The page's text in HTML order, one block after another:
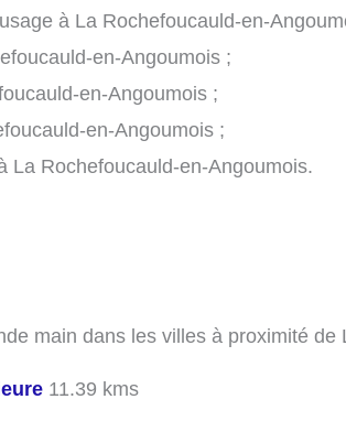
à La Rochefoucauld-en-
en-Angoumois ;
en-Angoumois ;
en-Angoumois ;
La Rochefoucauld-en-Angoumois.
main dans les villes à proximité de
11.39 kms